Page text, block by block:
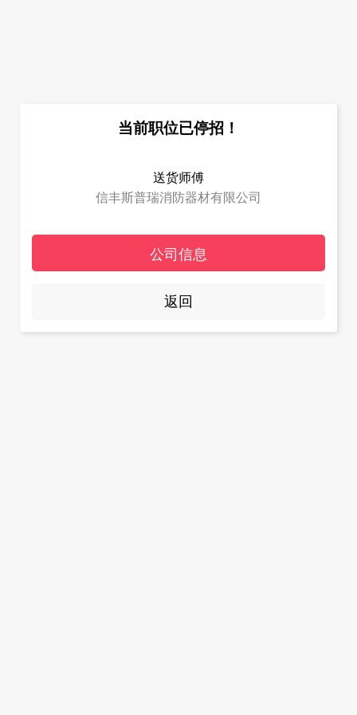
当前职位已停招！
送货师傅
信丰斯普瑞消防器材有限公司
公司信息
返回